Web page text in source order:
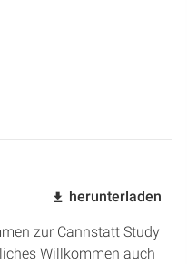
herunterladen
zur Cannstatt Study
Willkommen auch